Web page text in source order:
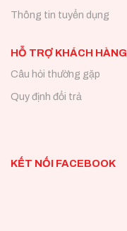
Thông tin tuyển dụng
HỖ TRỢ KHÁCH HÀNG
Câu hỏi thường gặp
Quy định đổi trả
KẾT NỐI FACEBOOK